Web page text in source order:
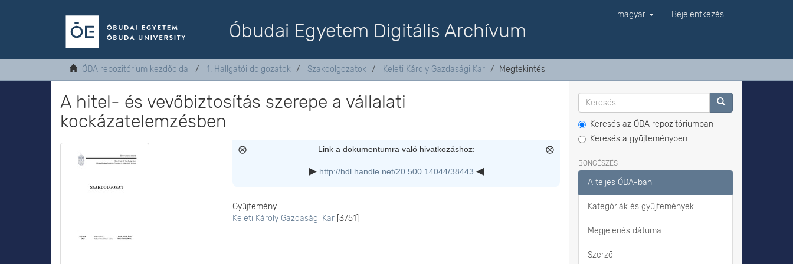
Óbudai Egyetem Digitális Archívum
magyar Bejelentkezés
ÓDA repozitórium kezdőoldal 1. Hallgatói dolgozatok Szakdolgozatok Keleti Károly Gazdasági Kar Megtekintés
A hitel- és vevőbiztosítás szerepe a vállalati
kockázatelemzésben
Link a dokumentumra való hivatkozáshoz:
http://hdl.handle.net/20.500.14044/38443
Gyűjtemény
Keleti Károly Gazdasági Kar [3751]
Keresés az ÓDA repozitóriumban
Keresés a gyűjteményben
BÖNGÉSZÉS
A teljes ÓDA-ban
Kategóriák és gyűjtemények
Megjelenés dátuma
Szerző